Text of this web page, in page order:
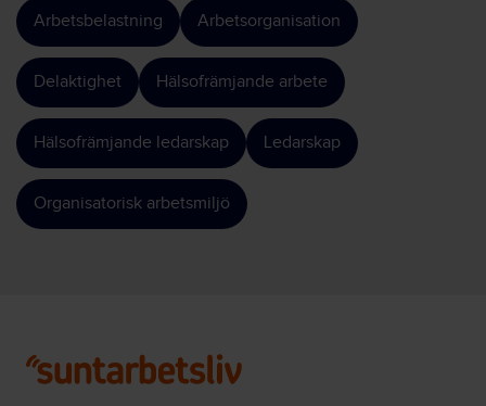
Arbetsbelastning Arbetsorganisation
Delaktighet Hälsofrämjande arbete
Hälsofrämjande ledarskap Ledarskap
Organisatorisk arbetsmiljö